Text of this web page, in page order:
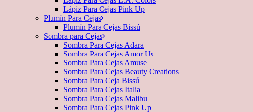
Lápiz Para Cejas Pink Up
Plumín Para Cejas
Plumín Para Cejas Bissú
Sombra para Cejas
Sombra Para Cejas Adara
Sombra Para Cejas Amor Us
Sombra Para Cejas Amuse
Sombra Para Cejas Beauty Creations
Sombra Para Ceja Bissú
Sombra Para Cejas Italia
Sombra Para Cejas Malibu
Sombra Para Cejas Pink Up